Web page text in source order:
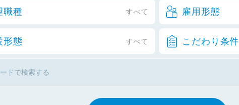
職種 すべて 雇用形態
形態 すべて こだわり条件